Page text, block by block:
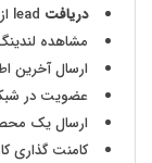
دریافت lead از کاربران مثلا آدرس ایمیل یا شماره تماس آن ها
مشاهده
ارسال آخرین
عضویت در
ارسال یک
کامنت گذاری